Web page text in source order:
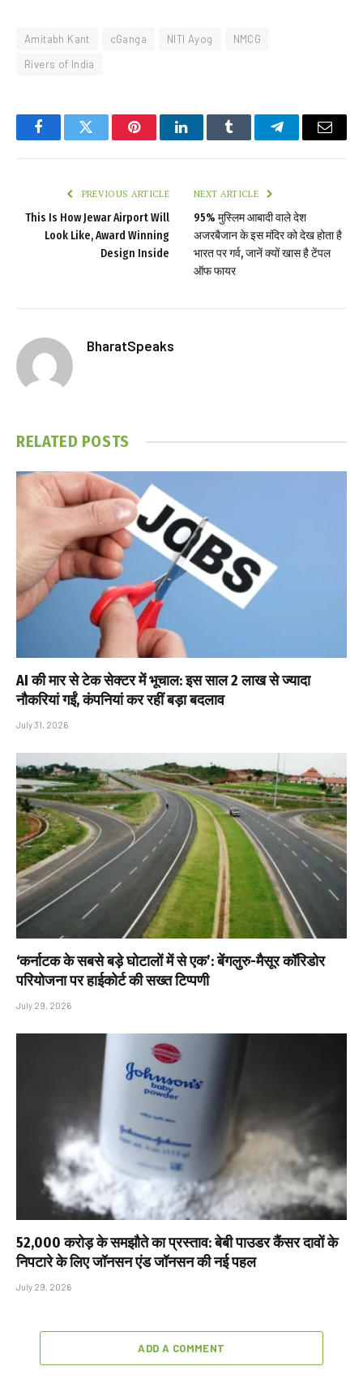
Amitabh Kant cGanga NITI Ayog
NMCG
Rivers of India
FacebookTwitter PinterestLinkedInTumblr TelegramEmail
PREVIOUS ARTICLE
This Is How Jewar Airport Will
Look Like, Award Winning
Design Inside
NEXT ARTICLE
95% मुस्लिम आबादी वाले देश
अजरबैजान के इस मंदिर को देख होता है
भारत पर गर्व, जानें क्यों खास है टेंपल
ऑफ फायर
BharatSpeaks
RELATED POSTS
AI की मार से टेक सेक्टर में भूचाल: इस साल 2 लाख से ज्यादा
नौकरियां गईं, कंपनियां कर रहीं बड़ा बदलाव
July 31, 2026
‘कर्नाटक के सबसे बड़े घोटालों में से एक’: बेंगलुरु-मैसूर कॉरिडोर
परियोजना पर हाईकोर्ट की सख्त टिप्पणी
July 29, 2026
₹52,000 करोड़ के समझौते का प्रस्ताव: बेबी पाउडर कैंसर दावों के
निपटारे के लिए जॉनसन एंड जॉनसन की नई पहल
July 29, 2026
ADD A COMMENT